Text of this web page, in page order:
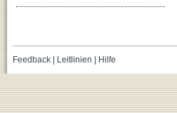
Feedback| Leitlinien | Hilfe